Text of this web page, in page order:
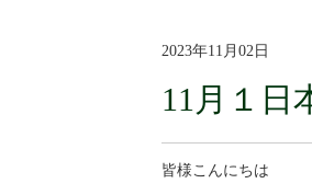
2023年11月02日
11月１日
皆様こんにちは